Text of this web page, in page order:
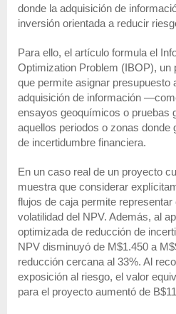
donde la adquisición de
inversión orientada a reducir
Para ello, el artículo formula el
Optimization Problem (IBOP), un
que permite asignar presupuesto
adquisición de información
ensayos geoquímicos o pruebas
aquellos periodos o zonas donde
de incertidumbre financiera.
En un caso real de un proyecto
muestra que considerar
flujos de caja permite
volatilidad del NPV. Además, al
optimizada de reducción de
NPV disminuyó de M$1.450 a
reducción cercana al 33%. Al
exposición al riesgo, el valor
para el proyecto aumentó de